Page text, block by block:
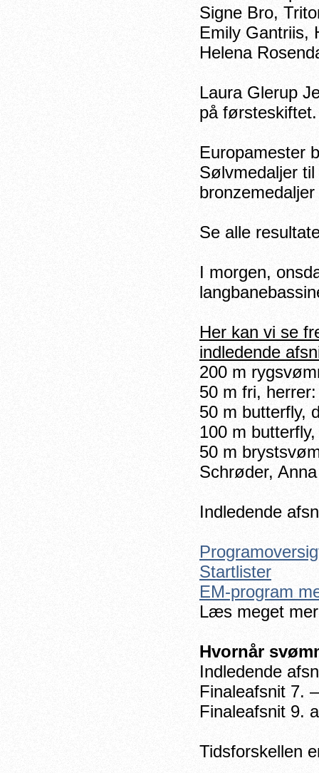
Signe Bro,
Emily Gantriis,
Helena
Laura Glerup
på førsteskiftet.
Europamester
Sølvmedaljer
Se alle
I morgen,
Her kan vi se
indledende
200 m
50 m fri,
50 m butterfly,
100 m
50 m
Schrøder,
Indledende
Startlister
EM-program
Læs meget
Hvornår
Indledende
Finaleafsnit 7.
Finaleafsnit 9.
Tidsforskellen